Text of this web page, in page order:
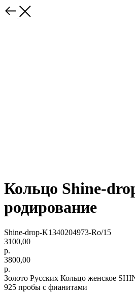
Кольцо Shine-
родирование
Shine-drop-K1340204973-Ro/15
3100,00
р.
3800,00
р.
Золото Русских Кольцо женское
925 пробы с фианитами